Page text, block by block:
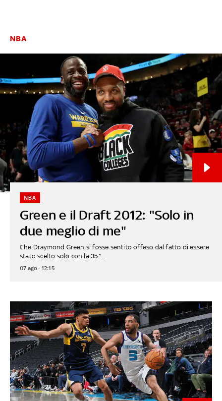
NBA
Green e il Draft 2012: "Solo in
due meglio di me"
NBA
Che Draymond Green si fosse sentito offeso dal fatto di essere
stato scelto solo con la 35^...
07 ago - 12:15